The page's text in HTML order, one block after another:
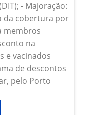
- Majoração:
da cobertura por
membros
na
e vacinados
de descontos
pelo Porto